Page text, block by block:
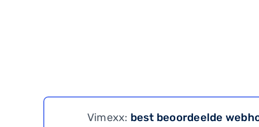
Vimexx: best beoordeelde